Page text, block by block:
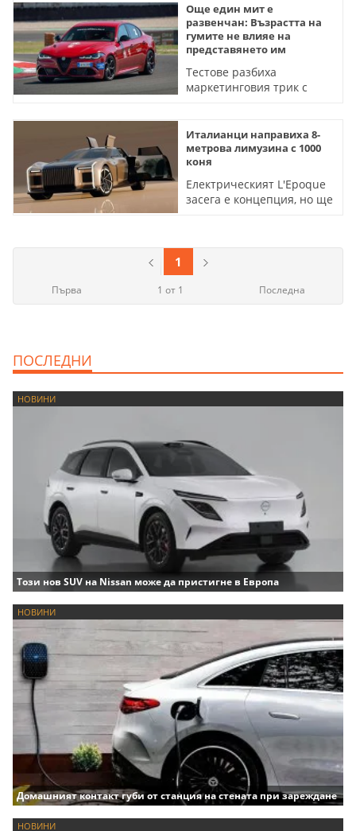
Още един мит е
развенчан: Възрастта на
гумите не влияе на
представянето им
Тестове разбиха
маркетинговия трик с
бюджета на шофьорите
Италианци направиха 8-
метрова лимузина с 1000
коня
Електрическият L'Epoque
засега е концепция, но ще
1 от 1 Последна
1
Първа
ПОСЛЕДНИ
НОВИНИ
Този нов SUV на Nissan може да пристигне в Европа
НОВИНИ
Домашният контакт губи от станция на стената при зареждане
НОВИНИ